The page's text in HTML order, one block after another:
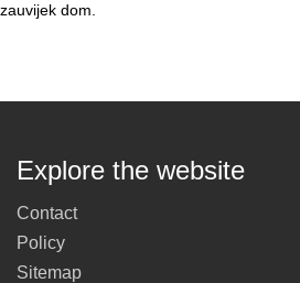
zauvijek dom.
Explore the website
Contact
Policy
Sitemap